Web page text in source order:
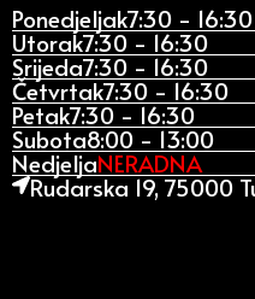
Ponedjeljak7:30 - 16:30
Utorak7:30 - 16:30
Srijeda7:30 - 16:30
Četvrtak7:30 - 16:30
Petak7:30 - 16:30
Subota8:00 - 13:00
NedjeljaNERADNA
Rudarska 19, 75000